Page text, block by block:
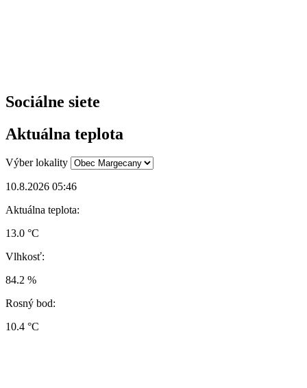
Sociálne siete
Aktuálna teplota
Výber lokality
10.8.2026 05:46
Aktuálna teplota:
13.0 °C
Vlhkosť:
84.2 %
Rosný bod:
10.4 °C